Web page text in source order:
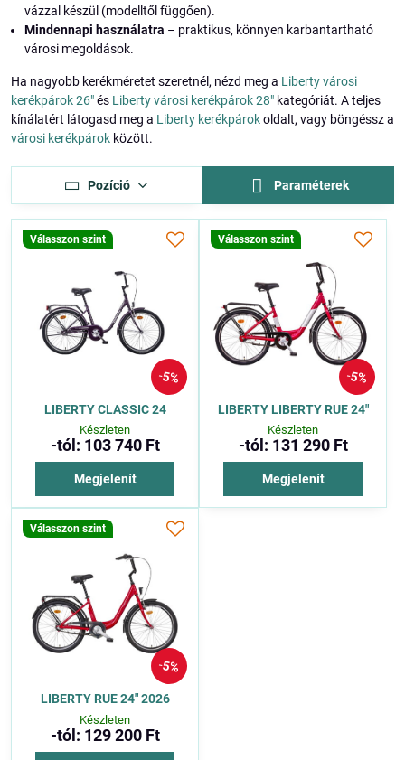
vázzal készül (modelltől függően).
Mindennapi használatra – praktikus, könnyen karbantartható
városi megoldások.
Ha nagyobb kerékméretet szeretnél, nézd meg a Liberty városi
kerékpárok 26"és Liberty városi kerékpárok 28" kategóriát. A teljes
kínálatért látogasd meg a Liberty kerékpárokoldalt, vagy böngéssz a
városi kerékpárok között.
Pozíció Paraméterek
5%
Válasszon szint
LIBERTY CLASSIC 24
Készleten
-tól: 103 740 Ft
Megjelenít
5%
Válasszon szint
LIBERTY LIBERTY RUE 24"
Készleten
-tól: 131 290 Ft
Megjelenít
5%
Válasszon szint
LIBERTY RUE 24" 2026
Készleten
-tól: 129 200 Ft